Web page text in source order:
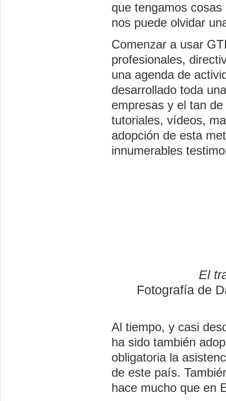
que tengamos
nos puede olvidar
Comenzar a usar
profesionales,
una agenda de
desarrollado toda
empresas y el tan de
tutoriales, vídeos,
adopción de esta
innumerables
El
Fotografía de
Al tiempo, y casi
ha sido también
obligatoria la
de este país.
hace mucho que en